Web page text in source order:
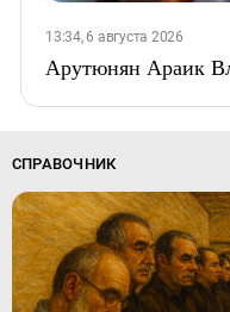
13:34, 6 августа 2026
Арутюнян Араик
СПРАВОЧНИК